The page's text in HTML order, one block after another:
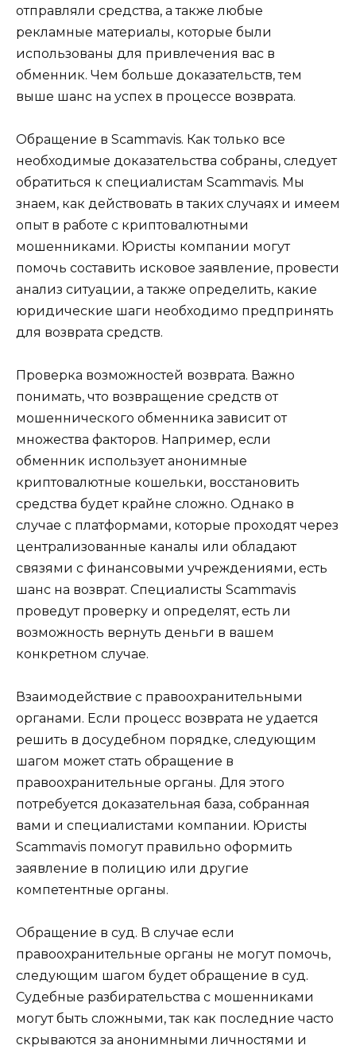
отправляли средства, а также любые
рекламные материалы, которые были
использованы для привлечения вас в
обменник. Чем больше доказательств, тем
выше шанс на успех в процессе возврата.
Обращение в Scammavis. Как только все
необходимые доказательства собраны, следует
обратиться к специалистам Scammavis. Мы
знаем, как действовать в таких случаях и имеем
опыт в работе с криптовалютными
мошенниками. Юристы компании могут
помочь составить исковое заявление, провести
анализ ситуации, а также определить, какие
юридические шаги необходимо предпринять
для возврата средств.
Проверка возможностей возврата. Важно
понимать, что возвращение средств от
мошеннического обменника зависит от
множества факторов. Например, если
обменник использует анонимные
криптовалютные кошельки, восстановить
средства будет крайне сложно. Однако в
случае с платформами, которые проходят через
централизованные каналы или обладают
связями с финансовыми учреждениями, есть
шанс на возврат. Специалисты Scammavis
проведут проверку и определят, есть ли
возможность вернуть деньги в вашем
конкретном случае.
Взаимодействие с правоохранительными
органами. Если процесс возврата не удается
решить в досудебном порядке, следующим
шагом может стать обращение в
правоохранительные органы. Для этого
потребуется доказательная база, собранная
вами и специалистами компании. Юристы
Scammavis помогут правильно оформить
заявление в полицию или другие
компетентные органы.
Обращение в суд. В случае если
правоохранительные органы не могут помочь,
следующим шагом будет обращение в суд.
Судебные разбирательства с мошенниками
могут быть сложными, так как последние часто
скрываются за анонимными личностями и